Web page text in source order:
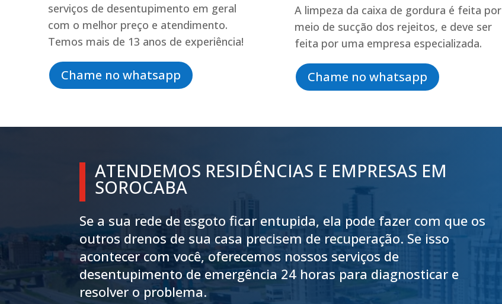
serviços de desentupimento em geral
com o melhor preço e atendimento.
Temos mais de 13 anos de experiência!
Chame no whatsapp
A limpeza da caixa de gordura é feita por
meio de sucção dos rejeitos, e deve ser
feita por uma empresa especializada.
Chame no whatsapp
ATENDEMOS RESIDÊNCIAS E EMPRESAS EM
SOROCABA
Se a sua rede de esgoto ficar entupida, ela pode fazer com que os
outros drenos de sua casa precisem de recuperação. Se isso
acontecer com você, oferecemos nossos serviços de
desentupimento de emergência 24 horas para diagnosticar e
resolver o problema.